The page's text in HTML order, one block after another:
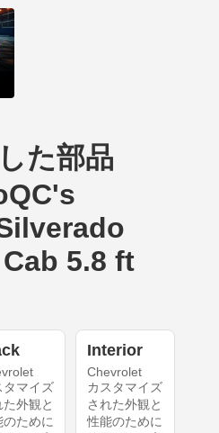
た部品
5.8 ft
タマイズ
た外観と
のために
Interior
Chevrolet
カスタマイズ
された外観と
性能のために